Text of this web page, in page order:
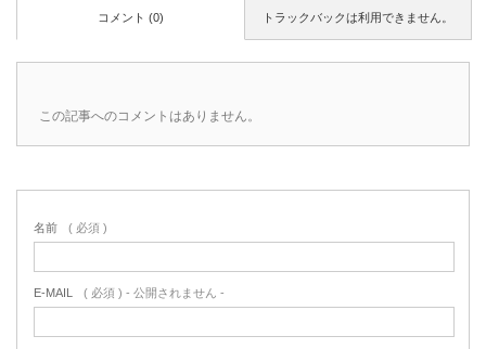
トラックバックは利用できません。
コメント (0)
この記事へのコメントはありません。
名前 ( 必須 )
E-MAIL ( 必須 ) - 公開されません -